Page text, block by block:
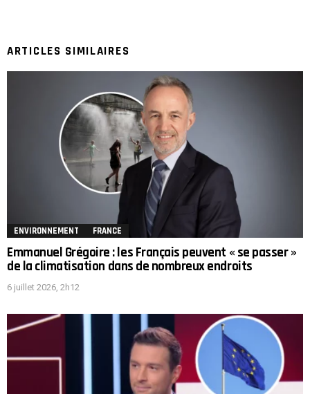
ARTICLES SIMILAIRES
ENVIRONNEMENT FRANCE
Emmanuel Grégoire : les Français peuvent « se passer »
de la climatisation dans de nombreux endroits
6 juillet 2026, 2h12